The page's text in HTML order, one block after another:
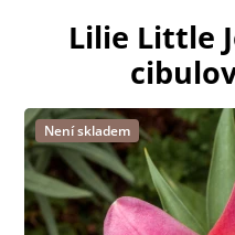
Lilie Little
Není skladem